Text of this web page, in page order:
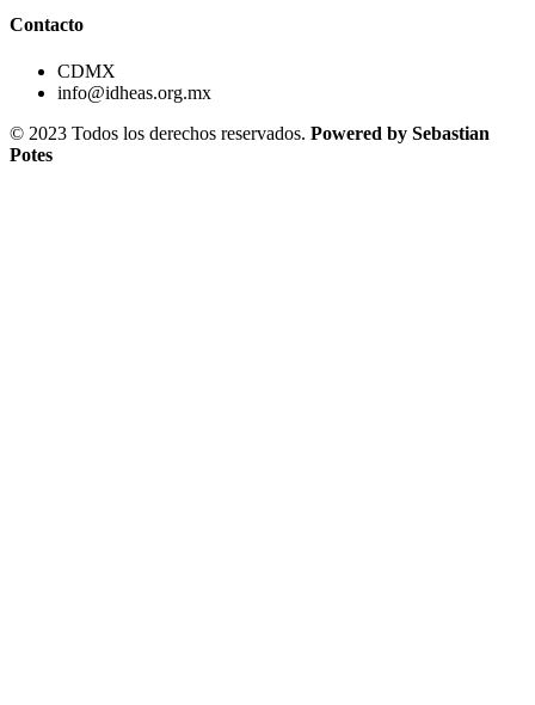
Contacto
CDMX
info@idheas.org.mx
© 2023 Todos los derechos reservados. Powered by Sebastian
Potes